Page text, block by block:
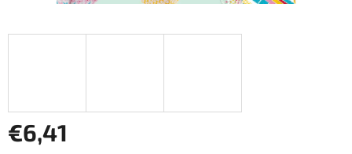
€6,41